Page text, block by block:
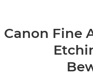
Canon Fine